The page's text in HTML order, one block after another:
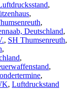
,
,
,
Deutschland,
, SH Thumsenreuth,
,
,
,
,
, Luftdruckstand